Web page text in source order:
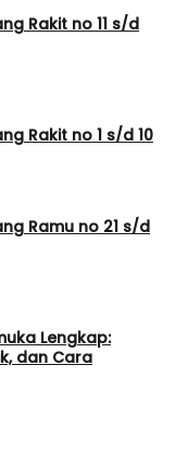
Rakit no 11 s/d
Rakit no 1 s/d 10
Ramu no 21 s/d
Lengkap:
dan Cara